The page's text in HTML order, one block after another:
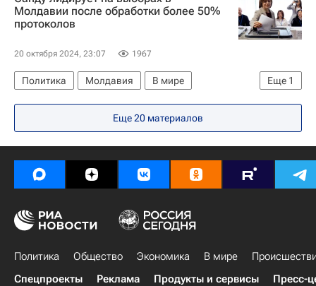
Украина
Дмитрий Песков
Вооруженные силы Украины
Молдавии после обработки более 50%
протоколов
20 октября 2024, 23:07 1967
Еще 1
Политика Молдавия
В мире
Майя Санду
Еще 20 материалов
Политика Общество Экономика В мире
Спецпроекты
Реклама Продукты и сервисы Пресс-